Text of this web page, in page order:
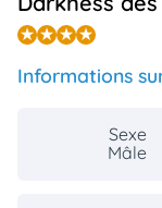
Connexion
Informations
Sexe
Mâle